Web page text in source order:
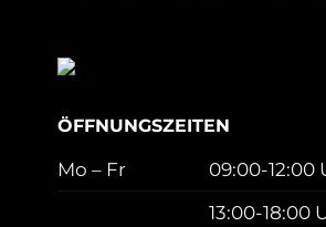
ÖFFNUNGSZEITEN
Mo – Fr
09:00-12:00
13:00-18:00